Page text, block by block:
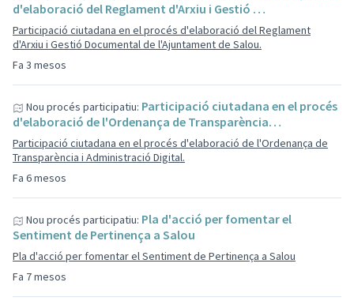
Fa 3 mesos
d'elaboració del Reglament d'Arxiu i Gestió …
Participació ciutadana en el procés d'elaboració del Reglament
d'Arxiu i Gestió Documental de l'Ajuntament de Salou.
Fa 6 mesos
Nou procés participatiu: Participació ciutadana en el procés
d'elaboració de l'Ordenança de Transparència…
Participació ciutadana en el procés d'elaboració de l'Ordenança de
Transparència i Administració Digital.
Fa 7 mesos
Nou procés participatiu: Pla d'acció per fomentar el
Sentiment de Pertinença a Salou
Pla d'acció per fomentar el Sentiment de Pertinença a Salou